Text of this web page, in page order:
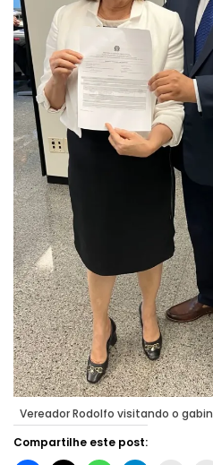
Vereador Rodolfo visitando o
Compartilhe este post: